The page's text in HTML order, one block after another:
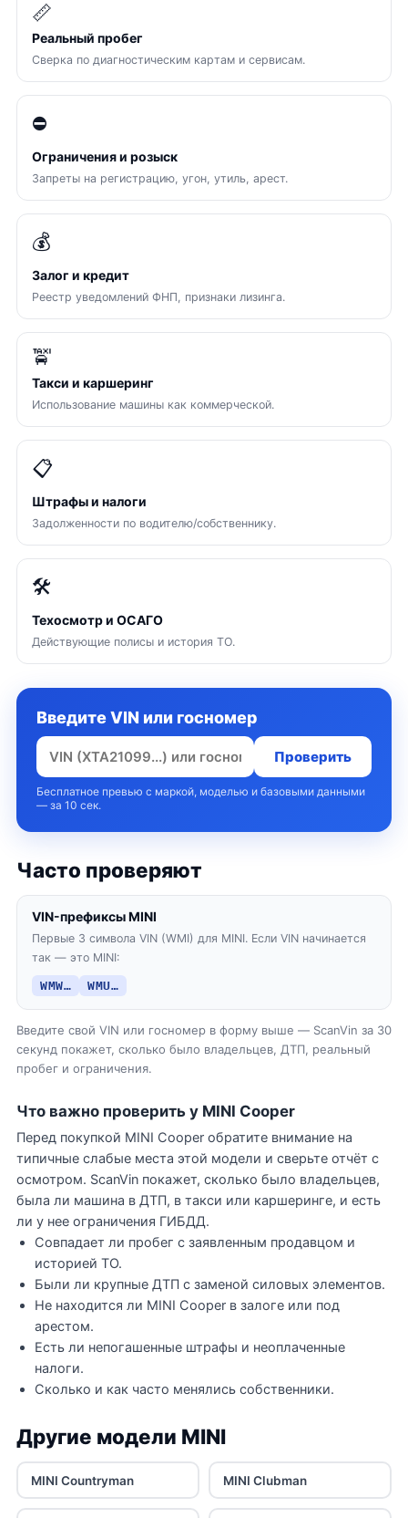
📏
Реальный пробег
Сверка по диагностическим картам и сервисам.
⛔
Ограничения и розыск
Запреты на регистрацию, угон, утиль, арест.
💰
Залог и кредит
Реестр уведомлений ФНП, признаки лизинга.
🚖
Такси и каршеринг
Использование машины как коммерческой.
📋
Штрафы и налоги
Задолженности по водителю/собственнику.
🛠
Техосмотр и ОСАГО
Действующие полисы и история ТО.
Введите VIN или госномер
Проверить
Бесплатное превью с маркой, моделью и базовыми данными
— за 10 сек.
Часто проверяют
VIN-префиксы MINI
Первые 3 символа VIN (WMI) для MINI. Если VIN начинается
так — это MINI:
WMW… WMU…
Введите свой VIN или госномер в форму выше — ScanVin за 30
секунд покажет, сколько было владельцев, ДТП, реальный
пробег и ограничения.
Что важно проверить у MINI Cooper
Перед покупкой MINI Cooper обратите внимание на
типичные слабые места этой модели и сверьте отчёт с
осмотром. ScanVin покажет, сколько было владельцев,
была ли машина в ДТП, в такси или каршеринге, и есть
ли у нее ограничения ГИБДД.
Совпадает ли пробег с заявленным продавцом и
историей ТО.
Были ли крупные ДТП с заменой силовых элементов.
Не находится ли MINI Cooper в залоге или под
арестом.
Есть ли непогашенные штрафы и неоплаченные
налоги.
Сколько и как часто менялись собственники.
Другие модели MINI
MINI Countryman MINI Clubman